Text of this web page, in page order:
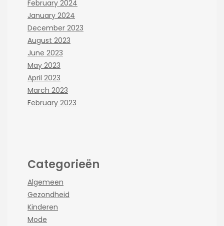
February 2024
January 2024
December 2023
August 2023
June 2023
May 2023
April 2023
March 2023
February 2023
Categorieën
Algemeen
Gezondheid
Kinderen
Mode